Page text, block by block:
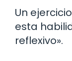
Un
esta
reflexivo».